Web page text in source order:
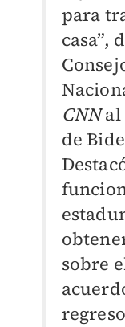
para
casa”,
CNN
de
sobre